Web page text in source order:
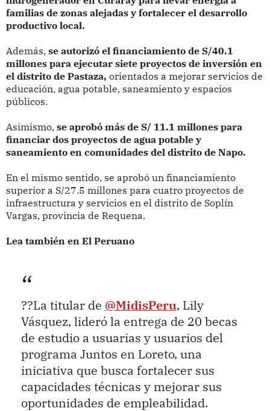
familias de zonas alejadas y fortalecer el desarrollo
productivo local.
Además, se autorizó el financiamiento de S/40.1
millones para ejecutar siete proyectos de inversión en
el distrito de Pastaza, orientados a mejorar servicios de
educación, agua potable, saneamiento y espacios
públicos.
Asimismo, se aprobó más de S/ 11.1 millones para
financiar dos proyectos de agua potable y
saneamiento en comunidades del distrito de Napo.
En el mismo sentido, se aprobó un financiamiento
superior a S/27.5 millones para cuatro proyectos de
infraestructura y servicios en el distrito de Soplín
Vargas, provincia de Requena.
Lea también en El Peruano
??La titular de @MidisPeru, Lily
Vásquez, lideró la entrega de 20 becas
de estudio a usuarias y usuarios del
programa Juntos en Loreto, una
iniciativa que busca fortalecer sus
capacidades técnicas y mejorar sus
oportunidades de empleabilidad.